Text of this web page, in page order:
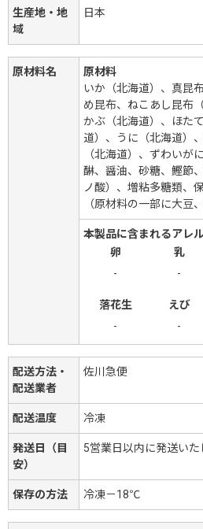
生産地・地
域
日本
原材料名
原材料
いか（北海道）、真昆
め昆布、ねこあし昆布
かぶ（北海道）、ほた
道）、うに（北海道）
（北海道）、ずわいが
醂、醤油、砂糖、鰹節
ノ酸）、増粘多糖類、
（原材料の一部に大豆
本製品に含まれるアレ
卵
乳
-
-
落花生 えび
-
-
配送方法・
配送業者
佐川急便
配送温度 冷凍
発送日（目
安）
5営業日以内に発送いた
保存の方法 冷凍－18℃